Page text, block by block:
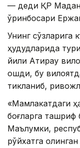
— деди ҚР
ўринбосари
Унинг сўзларига
ҳудудларида
йили Атирау
ошди, бу
тикланиб,
«Мамлакатдаги
боғларга ташриф
Маълумки,
рўйхатга